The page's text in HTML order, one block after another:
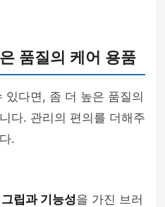
품질의 케어 용품
있다면, 좀 더 높은 품질의
다. 관리의 편의를 더해주
.
립과 기능성을 가진 브러